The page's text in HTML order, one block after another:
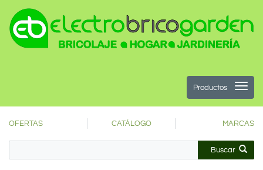
Productos
OFERTAS CATÁLOGO MARCAS
Buscar